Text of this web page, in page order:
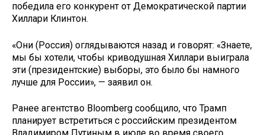
победила его конкурент от Демократической партии
Хиллари Клинтон.
«Они (Россия) оглядываются назад и говорят: «Знаете,
мы бы хотели, чтобы криводушная Хиллари выиграла
эти (президентские) выборы, это было бы намного
лучше для России», — заявил он.
Ранее агентство Bloomberg сообщило, что Трамп
планирует встретиться с российским президентом